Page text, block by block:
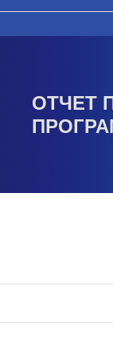
ОТЧЕТ